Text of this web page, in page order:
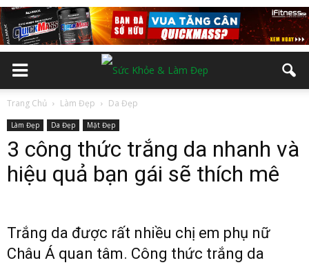
Trang Chủ Làm Đẹp Da Đẹp
Làm Đẹp Da Đẹp Mặt Đẹp
3 công thức trắng da nhanh và
hiệu quả bạn gái sẽ thích mê
Trắng da được rất nhiều chị em phụ nữ
Châu Á quan tâm. Công thức trắng da